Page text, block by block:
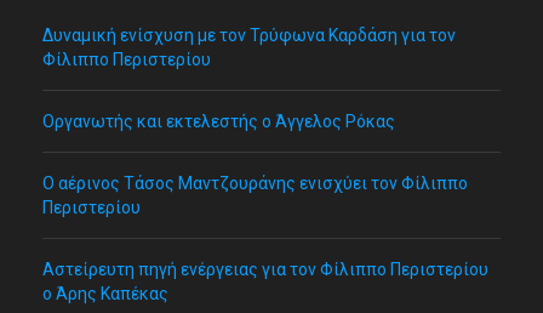
Δυναμική ενίσχυση με τον Τρύφωνα Καρδάση για τον
Φίλιππο Περιστερίου
Οργανωτής και εκτελεστής ο Άγγελος Ρόκας
Ο αέρινος Τάσος Μαντζουράνης ενισχύει τον Φίλιππο
Περιστερίου
Αστείρευτη πηγή ενέργειας για τον Φίλιππο Περιστερίου
ο Άρης Καπέκας